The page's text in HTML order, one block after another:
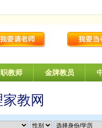
教师 金牌教员
教网